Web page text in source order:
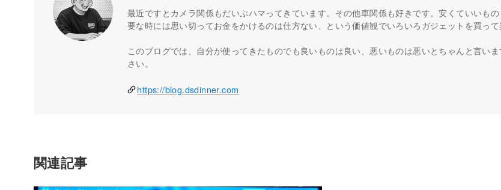
最近ですとカメラ関係もだいぶハマってきています。その他車関係も好きです。安くていいも
要な時には思い切ってお金をかけるのは仕方ない、という価値観でいろいろガジェットを買って
このブログでは、自分が使ってきたものでも良いものは良い、悪いものは悪いとちゃんと言い
さい。
https://blog.dsdinner.com
関連記事